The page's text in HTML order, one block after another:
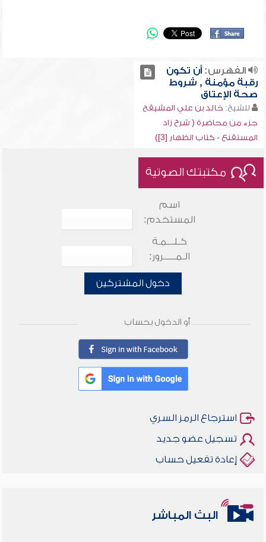
الفهرس:أن تكون
رقبة مؤمنة , شروط
صحة الإعتاق
للشيخ: خالد بن علي المشيقح
جزء من محاضرة ( شرح زاد
المستقنع - كتاب الظهار [3])
مكتبتك الصوتية
اسم
المستخدم:
كـلـــمـة
الـمـــــرور:
دخول المشتركين
أو الدخول بحساب
استرجاع الرمز السري
تسجيل عضو جديد
إعادة تفعيل حساب
البث المباشر